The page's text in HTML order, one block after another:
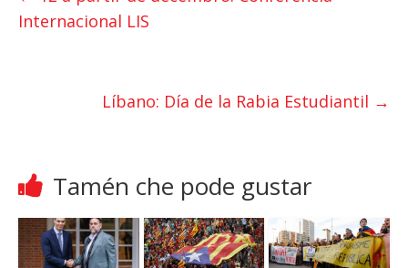
s
t
b
k
Internacional LIS
Líbano: Día de la Rabia Estudiantil →
Tamén che pode gustar